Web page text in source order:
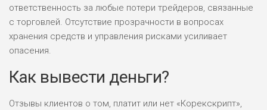
ответственность за любые потери трейдеров, связанные
с торговлей. Отсутствие прозрачности в вопросах
хранения средств и управления рисками усиливает
опасения.
Как вывести деньги?
Отзывы клиентов о том, платит или нет «Корекскрипт»,